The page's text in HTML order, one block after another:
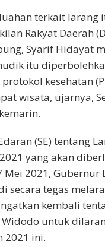
terkait larang
Rakyat Daerah
Syarif Hidayat
itu
kesehatan
wisata, ujarnya,
(SE) tentang
yang akan
Mei 2021, Gubernur
secara tegas
kembali
Widodo untuk
2021 ini.